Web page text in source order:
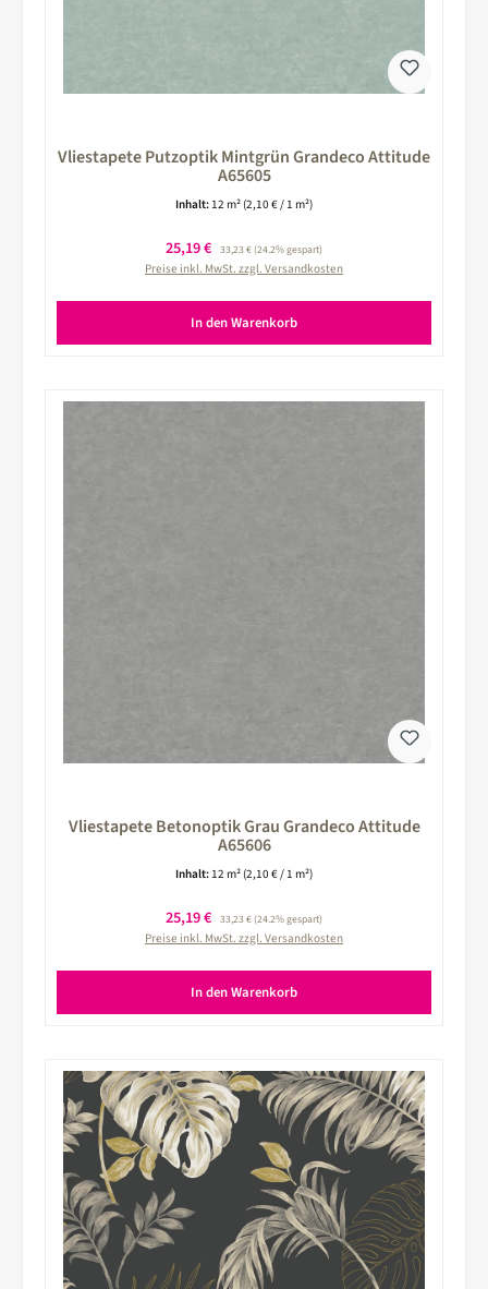
Vliestapete Putzoptik Mintgrün Grandeco Attitude
A65605
Inhalt: 12 m² (2,10 € / 1 m²)
Verkaufspreis:
25,19 € Regulärer Preis:
33,23 €(24.2% gespart)
Preise inkl. MwSt. zzgl. Versandkosten
In den Warenkorb
Vliestapete Betonoptik Grau Grandeco Attitude
A65606
Inhalt: 12 m² (2,10 € / 1 m²)
Verkaufspreis:
25,19 € Regulärer Preis:
33,23 €(24.2% gespart)
Preise inkl. MwSt. zzgl. Versandkosten
In den Warenkorb